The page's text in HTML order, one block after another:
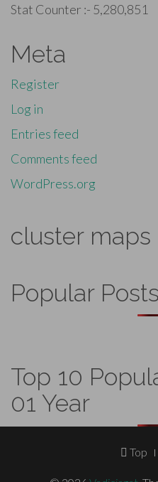
Stat Counter :- 5,280,851
Meta
Register
Log in
Entries feed
Comments feed
WordPress.org
cluster maps
Popular Posts
Top 10
01 Year
Top